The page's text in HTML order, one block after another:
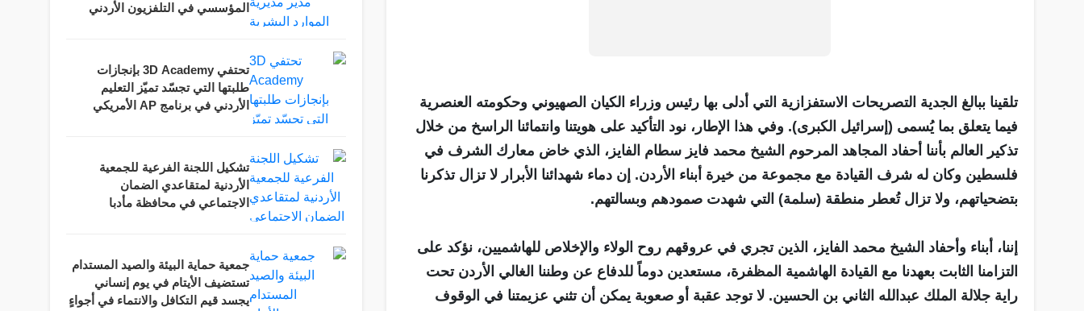
تلقينا ببالغ الجدية التصريحات الاستفزازية التي أدلى بها رئيس وزراء الكيان الصهيوني وحكومته العنصرية
فيما يتعلق بما يُسمى (إسرائيل الكبرى). وفي هذا الإطار، نود التأكيد على هويتنا وانتمائنا الراسخ من خلال
تذكير العالم بأننا أحفاد المجاهد المرحوم الشيخ محمد فايز سطام الفايز، الذي خاض معارك الشرف في
فلسطين وكان له شرف القيادة مع مجموعة من خيرة أبناء الأردن. إن دماء شهدائنا الأبرار لا تزال تذكرنا
بتضحياتهم، ولا تزال تُعطر منطقة (سلمة) التي شهدت صمودهم وبسالتهم.
إننا، أبناء وأحفاد الشيخ محمد الفايز، الذين تجري في عروقهم روح الولاء والإخلاص للهاشميين، نؤكد على
التزامنا الثابت بعهدنا مع القيادة الهاشمية المظفرة، مستعدين دوماً للدفاع عن وطننا الغالي الأردن تحت
راية جلالة الملك عبدالله الثاني بن الحسين. لا توجد عقبة أو صعوبة يمكن أن تثني عزيمتنا في الوقوف
المؤسسي في التلفزيون الأردني
تحتفي 3D Academy بإنجازات
طلبتها التي تجسّد تميّز التعليم
الأردني في برنامج AP الأمريكي
تشكيل اللجنة الفرعية للجمعية
الأردنية لمتقاعدي الضمان
الاجتماعي في محافظة مأدبا
جمعية حماية البيئة والصيد المستدام
تستضيف الأيتام في يوم إنساني
يجسد قيم التكافل والانتماء في أجواءٍ